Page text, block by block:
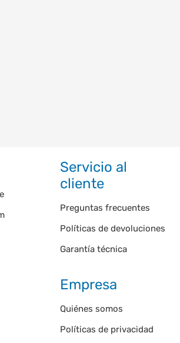
Servicio al
cliente
Preguntas frecuentes
Políticas de devoluciones
Garantía técnica
Empresa
Quiénes somos
Políticas de privacidad